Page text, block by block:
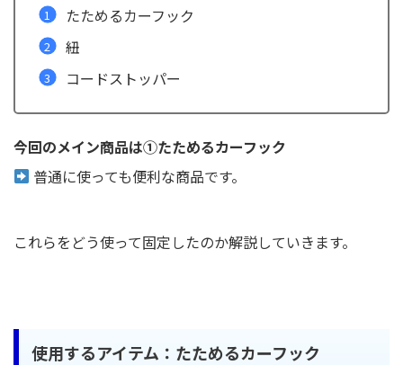
たためるカーフック
紐
コードストッパー
今回のメイン商品は①たためるカーフック
普通に使っても便利な商品です。
これらをどう使って固定したのか解説していきます。
使用するアイテム：たためるカーフック